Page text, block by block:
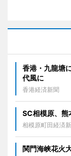
香港・九龍塘
代風に
香港経済新聞
SC相模原、
相模原町田経済
関門海峡花火